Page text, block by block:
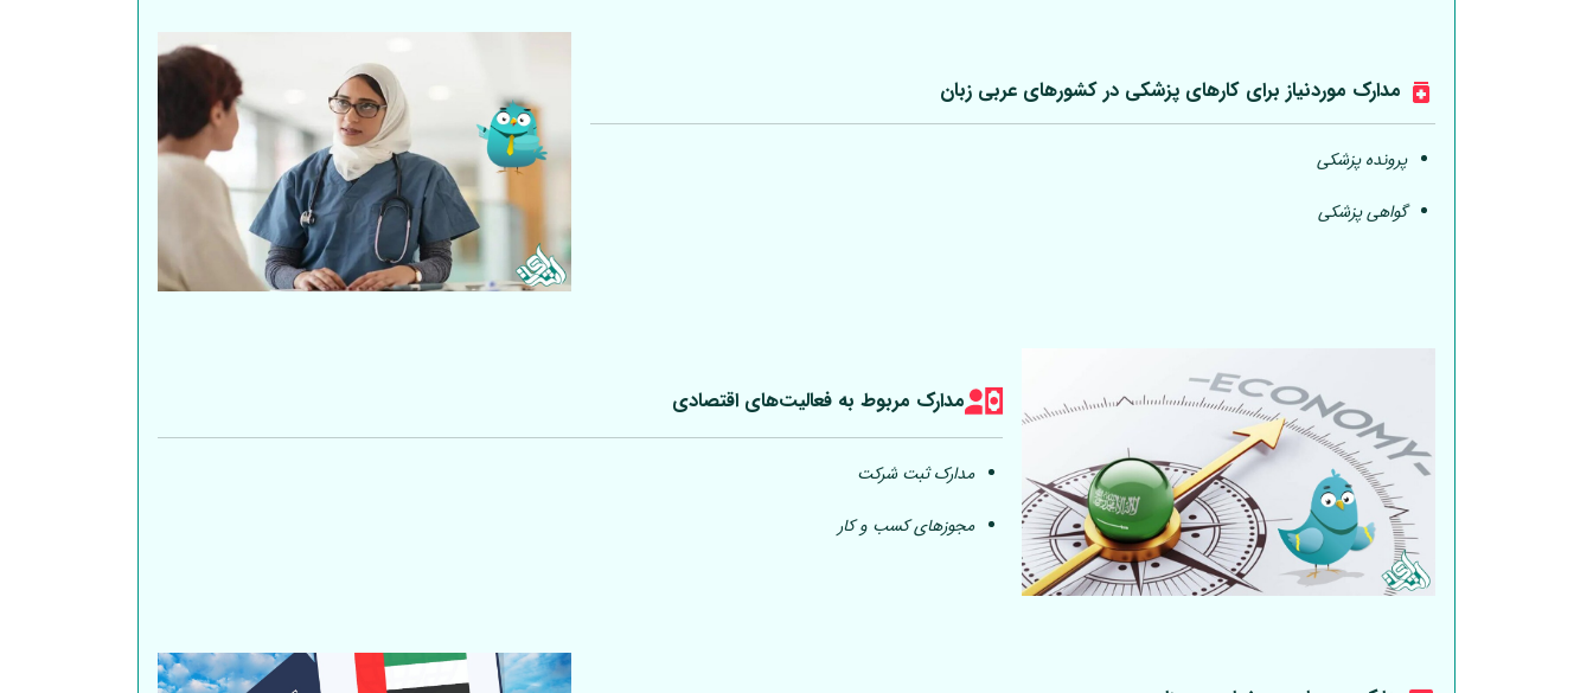
مدارک موردنیاز برای کارهای پزشکی در کشورهای عربی زبان
پرونده پزشکی
گواهی پزشکی
مدارک مربوط به فعالیت‎‌های اقتصادی
مدارک ثبت شرکت
مجوزهای کسب و کار